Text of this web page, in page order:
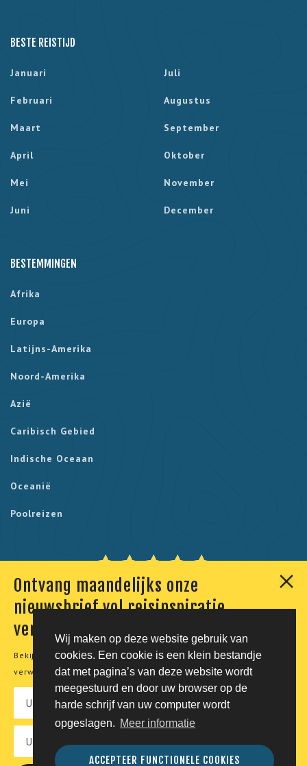
Wij maken op deze website gebruik van
cookies. Een cookie is een klein bestandje
dat met pagina’s van deze website wordt
meegestuurd en door uw browser op de
harde schrijf van uw computer wordt
opgeslagen. Meer informatie
ACCEPTEER FUNCTIONELE COOKIES
Ontvang maandelijks onze
nieuwsbrief vol reisinspiratie,
verhalen en aanbiedingen
Bekijk onzeprivacyverklaringvoor meer informatie over de
verwerking van uw persoonsgegevens.
BESTE REISTIJD
Januari
Februari
Maart
April
Mei
Juni
Juli
Augustus
September
Oktober
November
December
BESTEMMINGEN
Afrika
Europa
Latijns-Amerika
Noord-Amerika
Azië
Caribisch Gebied
Indische Oceaan
Oceanië
Poolreizen
Onze klanten geven ons een 9,7. Berekend uit 230
© Tico Reizen 2026 - Privé-reizen op maat
Developing magic by